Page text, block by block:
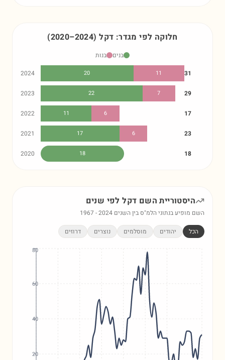
חלוקה לפי מגדר: דקל (2020–2024)
בנים
בנות
2024
20 11 31
2023 22 7 29
2022 11 6 17
2021 17 6 23
2020 18 18
היסטוריית השם דקללפי שנים
השם מופיע בנתוני הלמ"ס בין השנים 1967 -2024
הכל יהודים מוסלמים נוצרים דרוזים
20
40
60
80